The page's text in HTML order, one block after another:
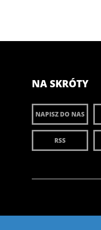
NA SKRÓTY
NAPISZ DO NAS
RSS